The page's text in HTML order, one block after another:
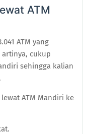
ATM
ATM yang
cukup
sehingga kalian
ATM Mandiri ke